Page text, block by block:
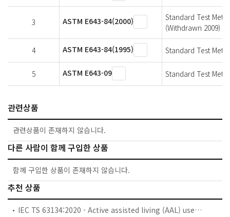
3 ASTM E643-84(2000)
Standard Test
(Withdrawn 2009)
4 ASTM E643-84(1995) Standard Test
5 ASTM E643-09 Standard Test
관련상품
관련상품이 존재하지 않습니다.
다른 사람이 함께 구입한 상품
함께 구입한 상품이 존재하지 않습니다.
추천 상품
IEC TS 63134:2020 - Active assisted living (AAL) use cases